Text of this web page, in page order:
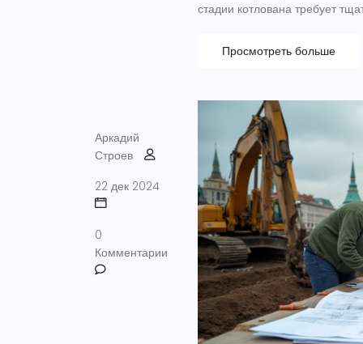
стадии котлована требует
Просмотреть больше
Аркадий
Строев
22 дек 2024
0
Комментарии